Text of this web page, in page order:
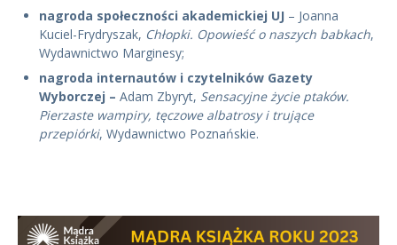
nagroda społeczności akademickiej UJ – Joanna
Kuciel-Frydryszak, Chłopki. Opowieść o naszych babkach,
Wydawnictwo Marginesy;
nagroda internautów i czytelników Gazety
Wyborczej – Adam Zbyryt, Sensacyjne życie ptaków.
Pierzaste wampiry, tęczowe albatrosy i trujące
przepiórki, Wydawnictwo Poznańskie.